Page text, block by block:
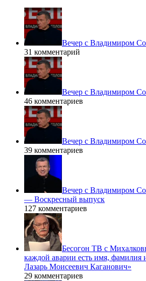
Вечер с Владимиром
31 комментарий
Вечер с Владимиром
46 комментариев
Вечер с Владимиром
39 комментариев
Вечер с Владимиром
— Воскресный выпуск
127 комментариев
Бесогон ТВ с
каждой аварии есть имя, фамилия
Лазарь Моисеевич Каганович»
29 комментариев